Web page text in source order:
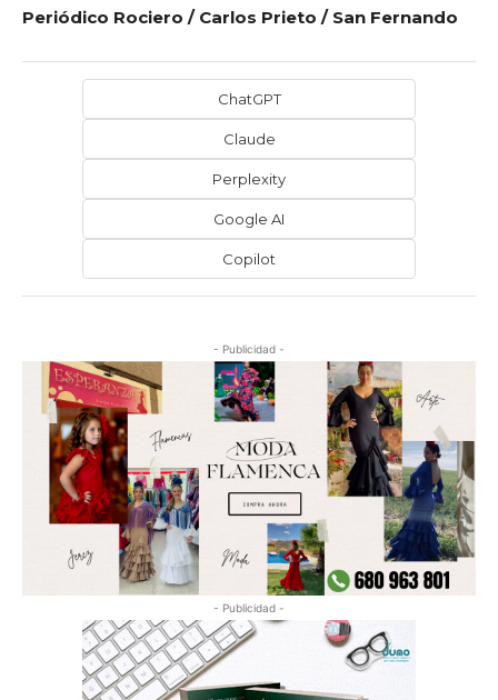
Periódico Rociero / Carlos Prieto / San Fernando
ChatGPT
Claude
Perplexity
Google AI
Copilot
- Publicidad -
- Publicidad -